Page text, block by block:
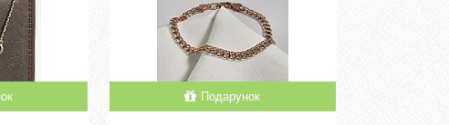
Подарунок